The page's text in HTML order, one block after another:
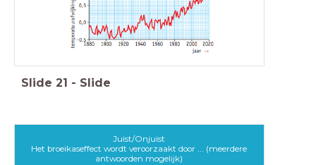
Slide 21 - Slide
Juist/Onjuist
Het broeikaseffect wordt veroorzaakt door ... (meerdere
antwoorden mogelijk)